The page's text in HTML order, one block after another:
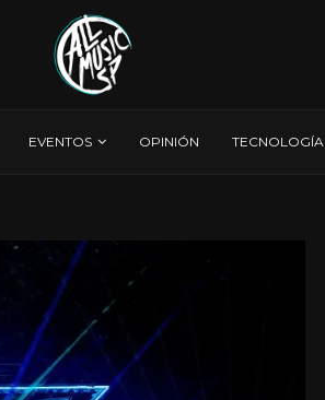
EVENTOS OPINIÓN TECNOLOGÍA